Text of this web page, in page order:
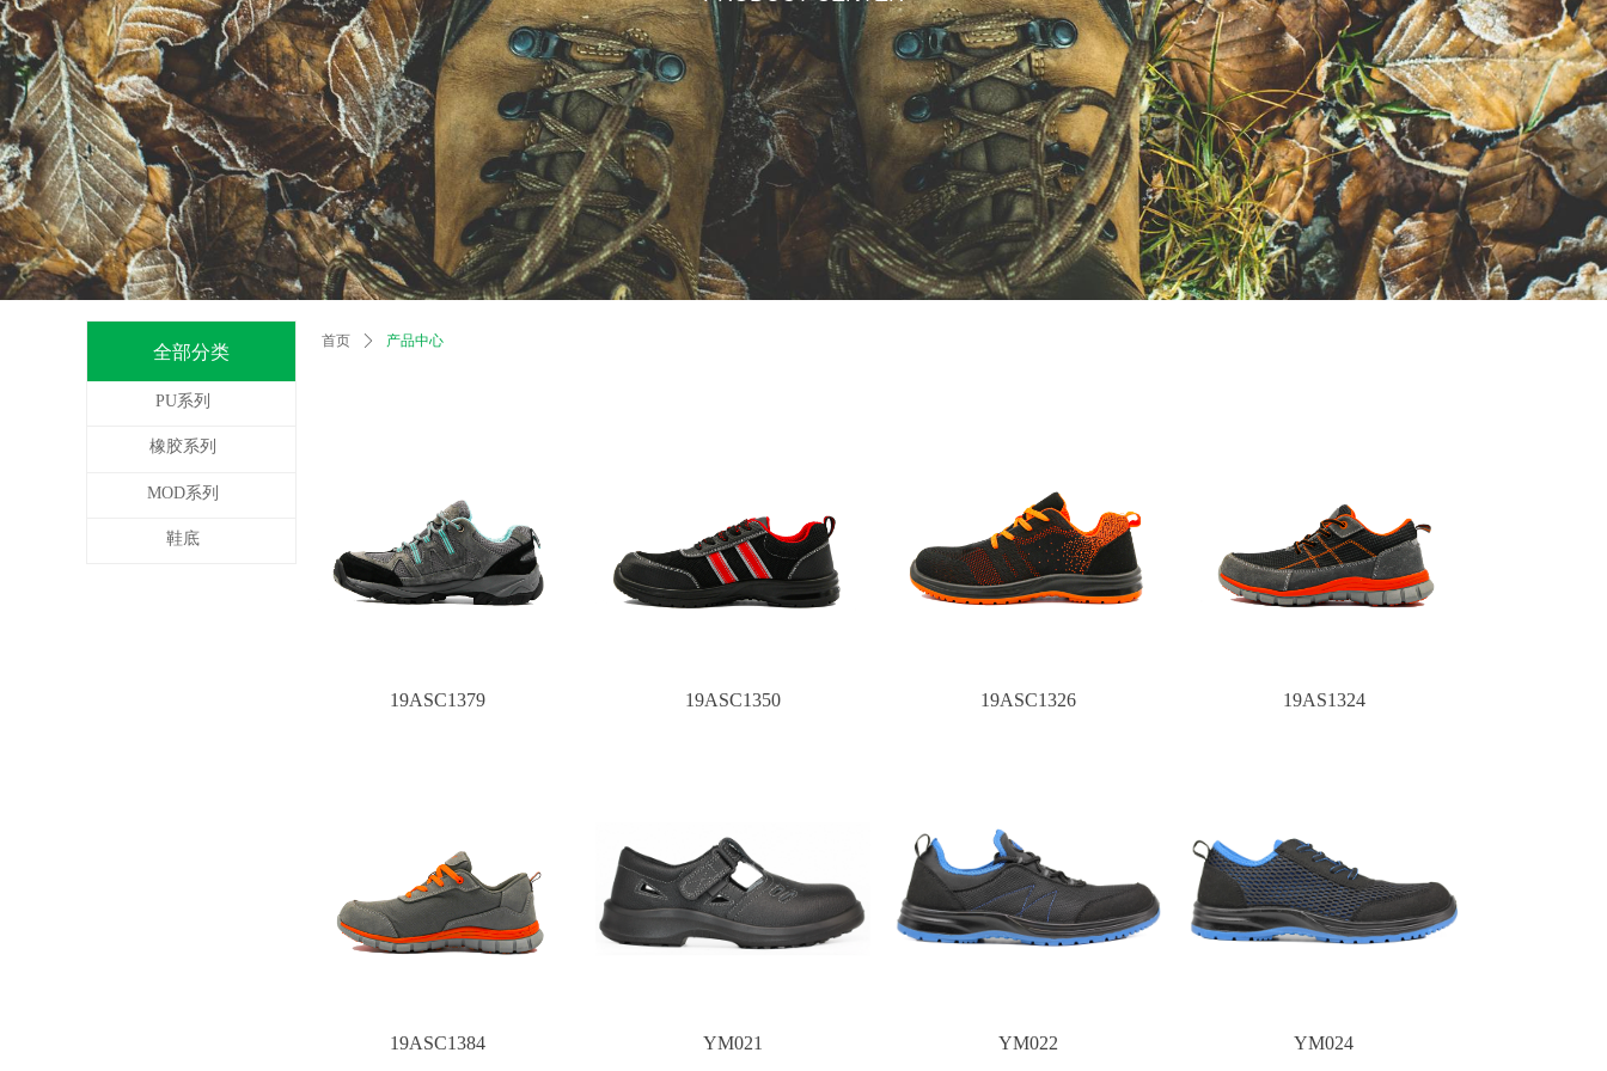
19ASC1379 19ASC1350 19ASC1326 19AS1324
19ASC1384 YM021 YM022 YM024
全部分类
PU系列
橡胶系列
MOD系列
鞋底
首页 ꄲ 产品中心